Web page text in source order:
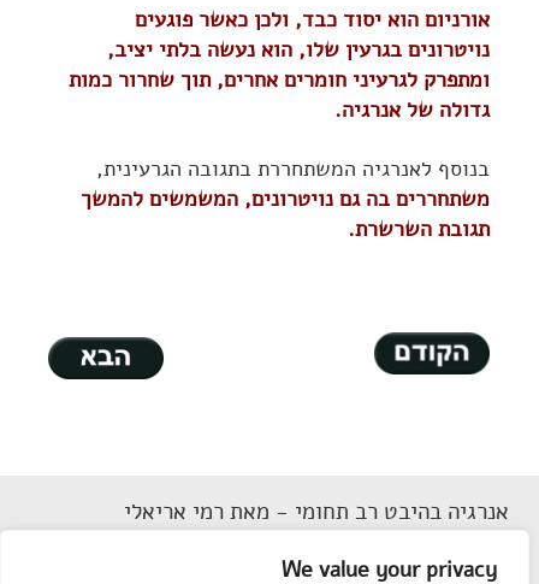
We value your privacy
אורניום הוא יסוד כבד, ולכן כאשר פוגעים
נויטרונים בגרעין שלו, הוא נעשה בלתי יציב,
ומתפרק לגרעיני חומרים אחרים, תוך שחרור כמות
גדולה של אנרגיה.
בנוסף לאנרגיה המשתחררת בתגובה הגרעינית,
משתחררים בה גם נויטרונים, המשמשים להמשך
תגובת השרשרת.
אנרגיה בהיבט רב תחומי - מאת רמי אריאלי